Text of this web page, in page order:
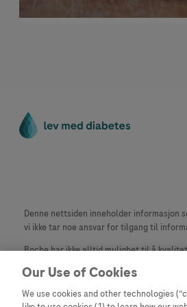
Denne nettsiden inneholder informasjon
vi ikke tar noe ansvar for tilgang til
Roche har ikke alltid mulighet til å
materiale fra dette nettstedet for bruk
Our Use of Cookies
We use cookies and other technologies